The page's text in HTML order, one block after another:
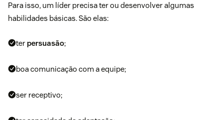
Para isso, um líder precisa ter ou desenvolver algumas
habilidades básicas. São elas:
ter persuasão;
boa comunicação com a equipe;
ser receptivo;